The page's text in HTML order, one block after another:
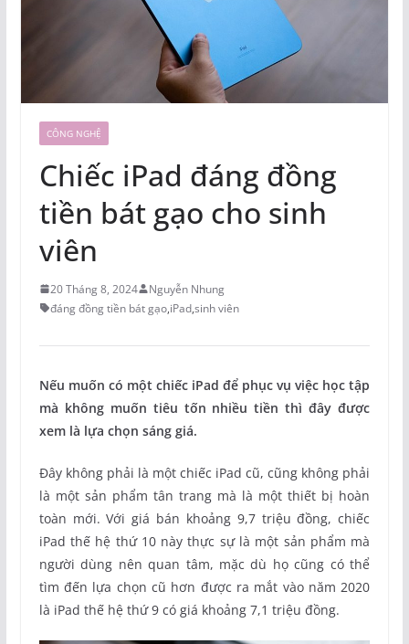
CÔNG NGHỆ
Chiếc iPad đáng đồng
tiền bát gạo cho sinh
viên
20 Tháng 8, 2024
Nguyễn Nhung
đáng đồng tiền bát gạo,iPad,sinh viên
Nếu muốn có một chiếc iPad để phục vụ việc học tập
mà không muốn tiêu tốn nhiều tiền thì đây được
xem là lựa chọn sáng giá.
Đây không phải là một chiếc iPad cũ, cũng không phải
là một sản phẩm tân trang mà là một thiết bị hoàn
toàn mới. Với giá bán khoảng 9,7 triệu đồng, chiếc
iPad thế hệ thứ 10 này thực sự là một sản phẩm mà
người dùng nên quan tâm, mặc dù họ cũng có thể
tìm đến lựa chọn cũ hơn được ra mắt vào năm 2020
là iPad thế hệ thứ 9 có giá khoảng 7,1 triệu đồng.